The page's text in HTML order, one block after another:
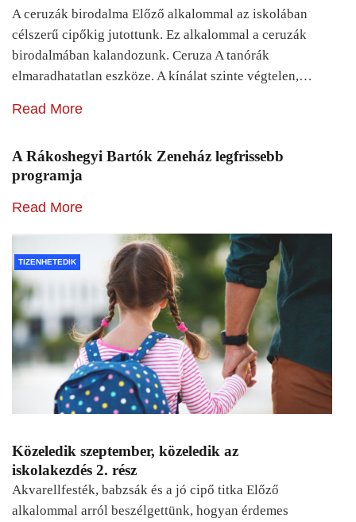
A ceruzák birodalma Előző alkalommal az iskolában
célszerű cipőkig jutottunk. Ez alkalommal a ceruzák
birodalmában kalandozunk. Ceruza A tanórák
elmaradhatatlan eszköze. A kínálat szinte végtelen,…
Read More
A Rákoshegyi Bartók Zeneház legfrissebb
programja
Read More
TIZENHETEDIK
Közeledik szeptember, közeledik az
iskolakezdés 2. rész
Akvarellfesték, babzsák és a jó cipő titka Előző
alkalommal arról beszélgettünk, hogyan érdemes